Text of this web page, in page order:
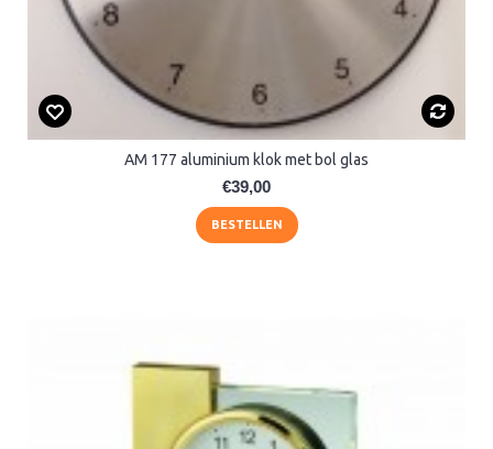
AM 177 aluminium klok met bol glas
€39,00
BESTELLEN